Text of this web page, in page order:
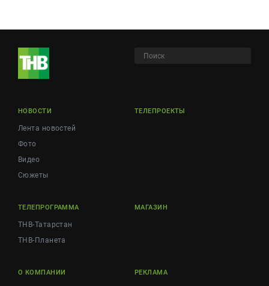
НОВОСТИ
Лента новостей
Фото
Видео
Сюжеты
ТЕЛЕПРОЕКТЫ
ТЕЛЕПРОГРАММА
ТНВ-Татарстан
ТНВ-Планета
МАГАЗИН
О КОМПАНИИ РЕКЛАМА